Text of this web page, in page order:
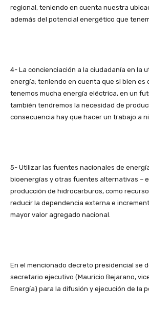
regional, teniendo en cuenta nuestra
además del potencial energético que
4- La concienciación a la ciudadanía en la
energía; teniendo en cuenta que si bien es
tenemos mucha energía eléctrica, en un
también tendremos la necesidad de
consecuencia hay que hacer un trabajo a
5- Utilizar las fuentes nacionales de
bioenergías y otras fuentes alternativas –
producción de hidrocarburos, como
reducir la dependencia externa e
mayor valor agregado nacional.
En el mencionado decreto presidencial se
secretario ejecutivo (Mauricio Bejarano,
Energía) para la difusión y ejecución de la